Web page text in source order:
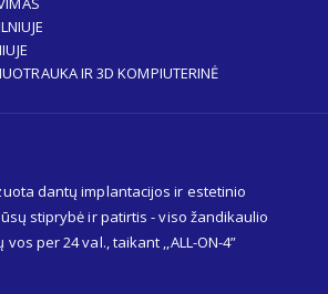
IR 3D KOMPIUTERINĖ
dantų implantacijos ir estetinio
stiprybė ir patirtis - viso žandikaulio
per 24 val., taikant ,,ALL-ON-4”